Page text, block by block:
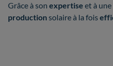
Grâce à son expertise et à une
productionsolaire à la fois